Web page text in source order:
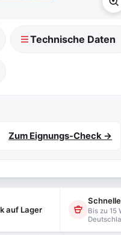
Technische Daten
Zum Eignungs-Check →
auf Lager
Bis zu 15